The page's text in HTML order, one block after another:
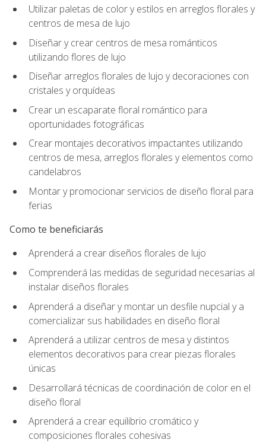
Utilizar paletas de color y estilos en arreglos florales y
centros de mesa de lujo
Diseñar y crear centros de mesa románticos
utilizando flores de lujo
Diseñar arreglos florales de lujo y decoraciones con
cristales y orquídeas
Crear un escaparate floral romántico para
oportunidades fotográficas
Crear montajes decorativos impactantes utilizando
centros de mesa, arreglos florales y elementos como
candelabros
Montar y promocionar servicios de diseño floral para
ferias
Como te beneficiarás
Aprenderá a crear diseños florales de lujo
Comprenderá las medidas de seguridad necesarias al
instalar diseños florales
Aprenderá a diseñar y montar un desfile nupcial y a
comercializar sus habilidades en diseño floral
Aprenderá a utilizar centros de mesa y distintos
elementos decorativos para crear piezas florales
únicas
Desarrollará técnicas de coordinación de color en el
diseño floral
Aprenderá a crear equilibrio cromático y
composiciones florales cohesivas